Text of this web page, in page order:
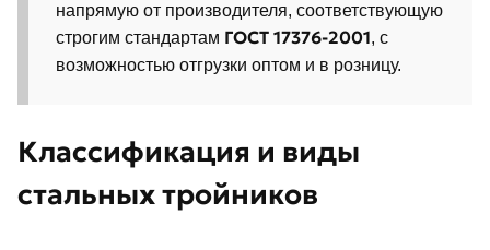
напрямую от производителя, соответствующую
строгим стандартам ГОСТ 17376-2001, с
возможностью отгрузки оптом и в розницу.
Классификация и виды
стальных тройников